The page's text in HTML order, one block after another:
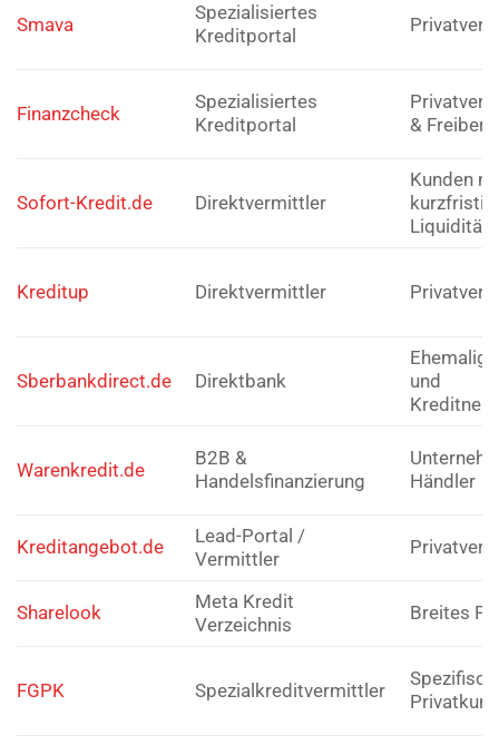
Smava
Spezialisiertes
Kreditportal
Finanzcheck
Spezialisiertes
Kreditportal
&
Sofort-Kredit.de Direktvermittler
Kunden
Kreditup Direktvermittler
Sberbankdirect.de Direktbank
Ehemalig:
und
Warenkredit.de
B2B &
Handelsfinanzierung
Händler
Kreditangebot.de
Lead-Portal /
Vermittler
Sharelook
Meta Kredit
Verzeichnis
Breites
FGPK Spezialkreditvermittler